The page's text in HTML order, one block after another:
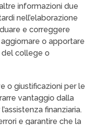
informazioni due
nell’elaborazione
e correggere
o apportare
del college o
o giustificazioni per le
vantaggio dalla
finanziaria.
e garantire che la